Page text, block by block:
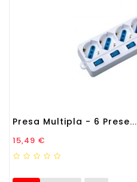
Presa Multipla - 6 Prese...
Prezzo
15,49 €